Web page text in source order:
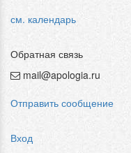
см. календарь
Обратная связь
mail@apologia.ru
Отправить сообщение
Вход